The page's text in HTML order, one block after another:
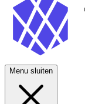
Menu sluiten